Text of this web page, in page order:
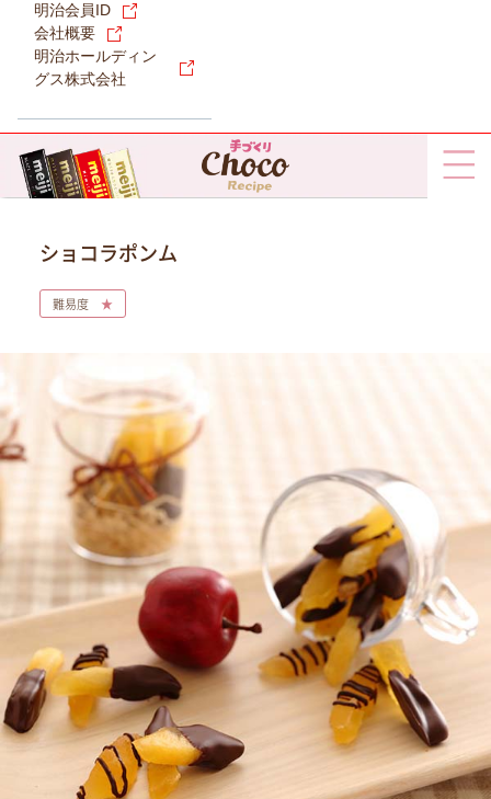
明治会員ID
会社概要
明治ホールディン
グス株式会社
ショコラポンム
難易度 ★